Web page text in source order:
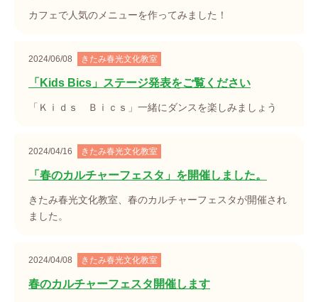
カフェで人気のメニューを作ってみました！
2024/06/08 きたみ春光文化教室
「Kids Bics」ステージ発表をご覧ください
「Ｋｉｄｓ Ｂｉｃｓ」一緒にダンスを楽しみましょう
2024/04/16 きたみ春光文化教室
「春のカルチャーフェスタ」を開催しました。
きたみ春光文化教室、春のカルチャーフェスタが開催され
ました。
2024/04/08 きたみ春光文化教室
春のカルチャーフェスタ開催します